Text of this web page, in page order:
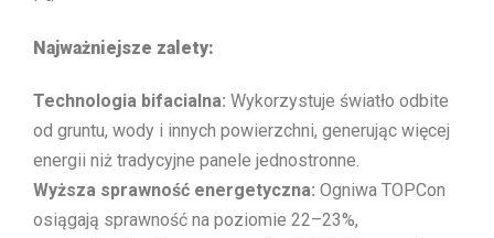
Najważniejsze zalety:
Technologia bifacialna: Wykorzystuje światło odbite
od gruntu, wody i innych powierzchni, generując więcej
energii niż tradycyjne panele jednostronne.
Wyższa sprawność energetyczna: Ogniwa TOPCon
osiągają sprawność na poziomie 22–23%,